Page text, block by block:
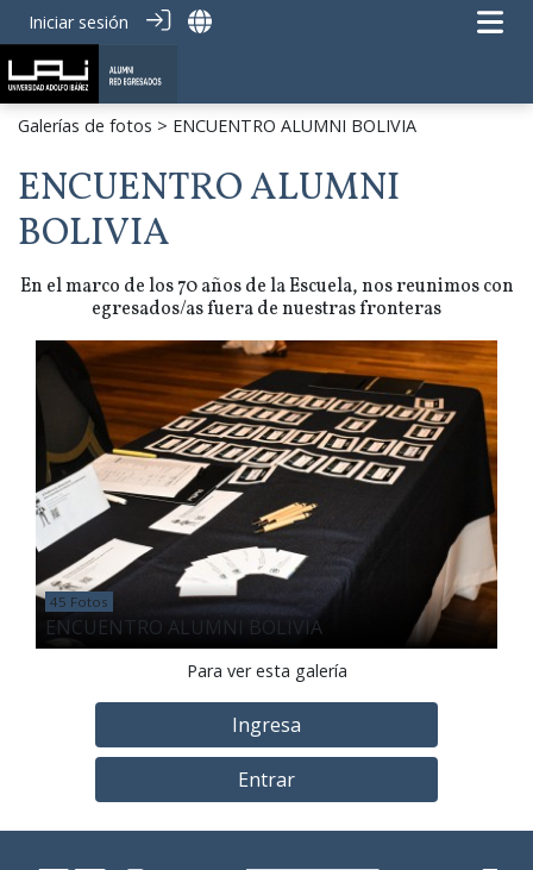
Iniciar sesión
Galerías de fotos > ENCUENTRO ALUMNI BOLIVIA
ENCUENTRO ALUMNI
BOLIVIA
En el marco de los 70 años de la Escuela, nos reunimos con
egresados/as fuera de nuestras fronteras
45 Fotos
ENCUENTRO ALUMNI BOLIVIA
Para ver esta galería
Ingresa
Entrar